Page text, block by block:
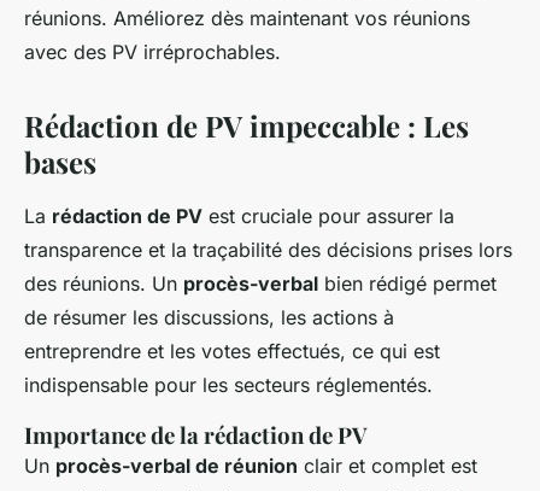
réunions. Améliorez dès maintenant vos réunions
avec des PV irréprochables.
Rédaction de PV impeccable : Les
bases
La rédaction de PV est cruciale pour assurer la
transparence et la traçabilité des décisions prises lors
des réunions. Un procès-verbal bien rédigé permet
de résumer les discussions, les actions à
entreprendre et les votes effectués, ce qui est
indispensable pour les secteurs réglementés.
Importance de la rédaction de PV
Un procès-verbal de réunion clair et complet est